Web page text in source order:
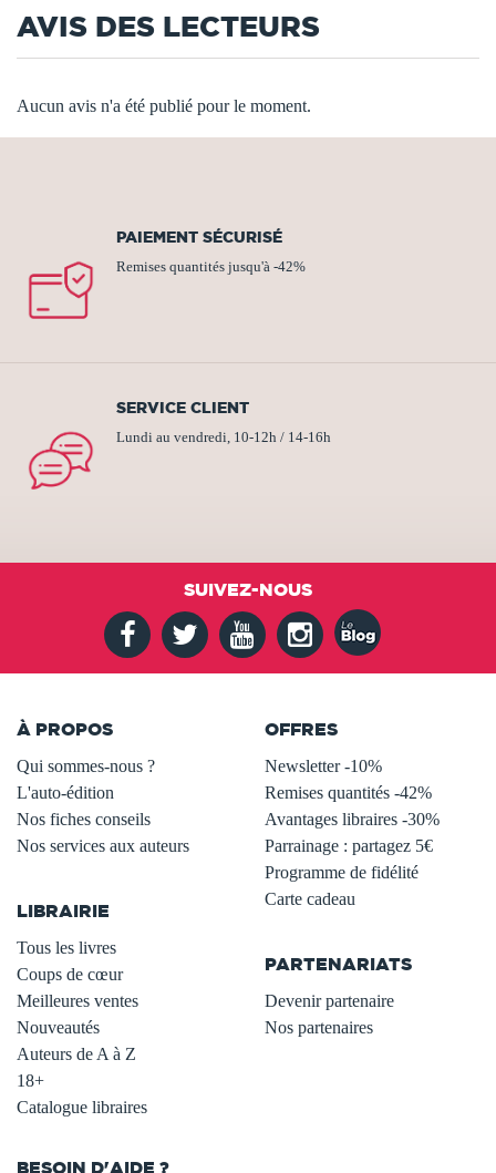
AVIS DES LECTEURS
Aucun avis n'a été publié pour le moment.
PAIEMENT SÉCURISÉ
Remises quantités jusqu'à -42%
SERVICE CLIENT
Lundi au vendredi, 10-12h / 14-16h
SUIVEZ-NOUS
À PROPOS
Qui sommes-nous ?
L'auto-édition
Nos fiches conseils
Nos services aux auteurs
LIBRAIRIE
Tous les livres
Coups de cœur
Meilleures ventes
Nouveautés
Auteurs de A à Z
18+
Catalogue libraires
OFFRES
Newsletter -10%
Remises quantités -42%
Avantages libraires -30%
Parrainage : partagez 5€
Programme de fidélité
Carte cadeau
PARTENARIATS
Devenir partenaire
Nos partenaires
BESOIN D'AIDE ?